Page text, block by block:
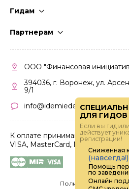
Гидам
Партнерам
Кабинет партнера
Правила участия
ООО "Финансовая
394036, г. Воронеж, ул.
9/1
info@idemiedem.ru
К оплате принимаются карты
VISA, MasterCard, МИР
Политика
ДЛЯ ГИДОВ
Если вы гид
действует
регистрации!
Сниженная
(навсегда!)
Помощь
по
Онлайн